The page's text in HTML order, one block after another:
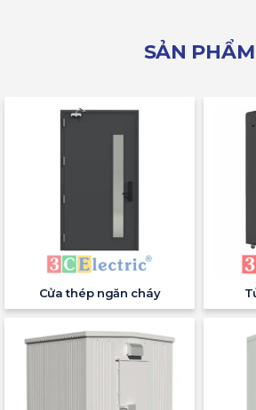
SẢN PHẨM
Cửa thép ngăn cháy